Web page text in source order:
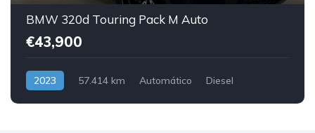
BMW 320d Touring Pack M Auto
€43,900
2023 57.414 km Automático
Diesel